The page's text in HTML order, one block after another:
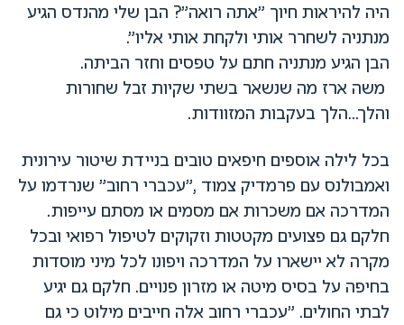
היה להיראות חיוך "אתה רואה"? הבן שלי מהנדס הגיע
מנתניה לשחרר אותי ולקחת אותי אליו".
הבן הגיע מנתניה חתם על טפסים וחזר הביתה.
משה ארז מה שנשאר בשתי שקיות זבל שחורות
והלך...הלך בעקבות המזוודות.
בכל לילה אוספים חיפאים טובים בניידת שיטור עירונית
ואמבולנס עם פרמדיק צמוד ,"עכברי רחוב" שנרדמו על
המדרכה אם משכרות אם מסמים או מסתם עייפות.
חלקם גם פצועים מקטטות וזקוקים לטיפול רפואי ובכל
מקרה לא יישארו על המדרכה ויפונו לכל מיני מוסדות
בחיפה על בסיס מיטה או מזרון פנויים. חלקם גם יגיע
לבתי החולים. "עכברי רחוב אלה חייבים מילוט כי גם